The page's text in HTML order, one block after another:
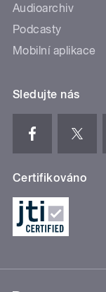
Audioarchiv
Podcasty
Mobilní aplikace
Sledujte nás
Certifikováno